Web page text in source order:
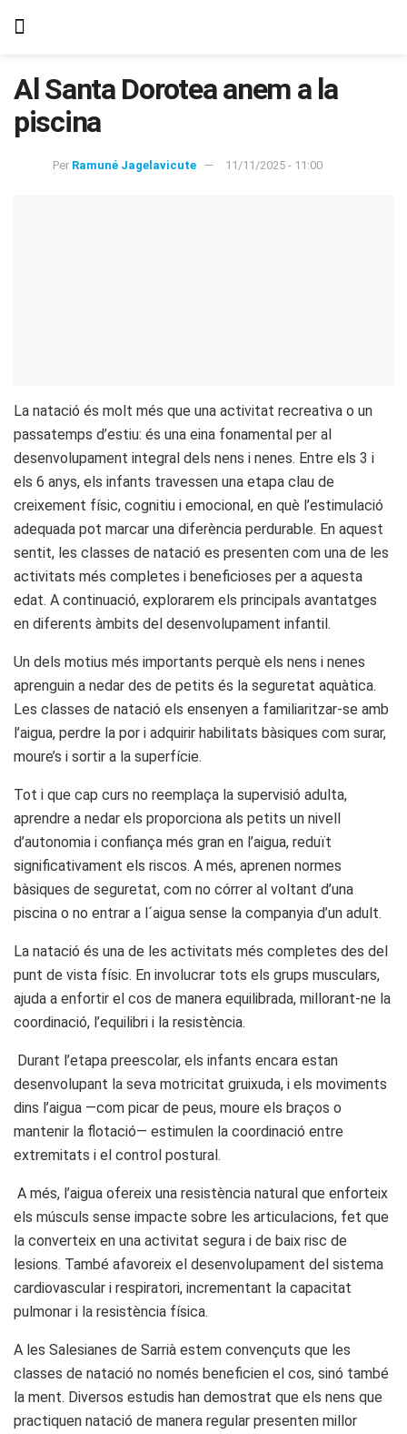
Al Santa Dorotea anem a la
piscina
Per Ramuné Jagelavicute 11/11/2025 - 11:00
La natació és molt més que una activitat recreativa o un
passatemps d’estiu: és una eina fonamental per al
desenvolupament integral dels nens i nenes. Entre els 3 i
els 6 anys, els infants travessen una etapa clau de
creixement físic, cognitiu i emocional, en què l’estimulació
adequada pot marcar una diferència perdurable. En aquest
sentit, les classes de natació es presenten com una de les
activitats més completes i beneficioses per a aquesta
edat. A continuació, explorarem els principals avantatges
en diferents àmbits del desenvolupament infantil.
Un dels motius més importants perquè els nens i nenes
aprenguin a nedar des de petits és la seguretat aquàtica.
Les classes de natació els ensenyen a familiaritzar-se amb
l’aigua, perdre la por i adquirir habilitats bàsiques com surar,
moure’s i sortir a la superfície.
Tot i que cap curs no reemplaça la supervisió adulta,
aprendre a nedar els proporciona als petits un nivell
d’autonomia i confiança més gran en l’aigua, reduït
significativament els riscos. A més, aprenen normes
bàsiques de seguretat, com no córrer al voltant d’una
piscina o no entrar a l´aigua sense la companyia d’un adult.
La natació és una de les activitats més completes des del
punt de vista físic. En involucrar tots els grups musculars,
ajuda a enfortir el cos de manera equilibrada, millorant-ne la
coordinació, l’equilibri i la resistència.
Durant l’etapa preescolar, els infants encara estan
desenvolupant la seva motricitat gruixuda, i els moviments
dins l’aigua —com picar de peus, moure els braços o
mantenir la flotació— estimulen la coordinació entre
extremitats i el control postural.
A més, l’aigua ofereix una resistència natural que enforteix
els músculs sense impacte sobre les articulacions, fet que
la converteix en una activitat segura i de baix risc de
lesions. També afavoreix el desenvolupament del sistema
cardiovascular i respiratori, incrementant la capacitat
pulmonar i la resistència física.
A les Salesianes de Sarrià estem convençuts que les
classes de natació no només beneficien el cos, sinó també
la ment. Diversos estudis han demostrat que els nens que
practiquen natació de manera regular presenten millor